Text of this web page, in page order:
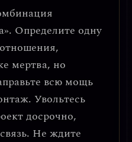
. Определите одну
мертва, но
всю мощь
Увольтесь
досрочно,
Не ждите